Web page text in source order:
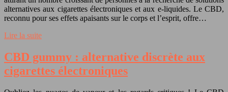
alternatives aux cigarettes électroniques et aux e-liquides. Le CBD,
reconnu pour ses effets apaisants sur le corps et l’esprit, offre…
Lire la suite
CBD gummy : alternative discrète aux
cigarettes électroniques